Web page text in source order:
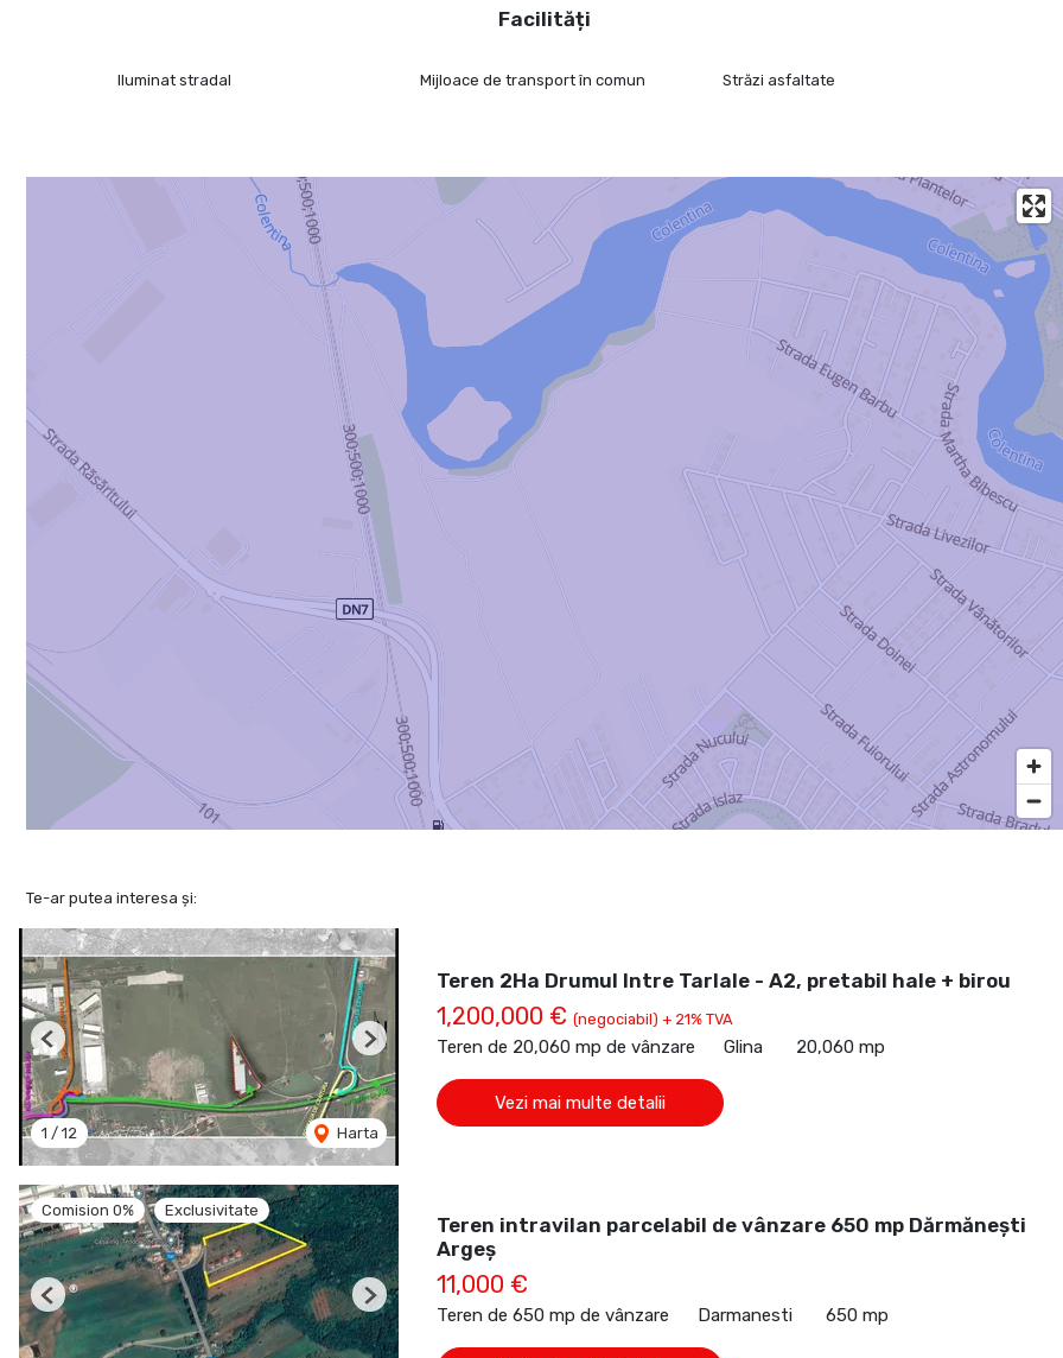
Facilități
Iluminat stradal Mijloace de transport în comun Străzi asfaltate
Te-ar putea interesa și:
1 / 12 Harta
Previous Next
Teren 2Ha Drumul Intre Tarlale - A2, pretabil hale + birou
1,200,000 € (negociabil) + 21% TVA
Teren de 20,060 mp de vânzare Glina 20,060 mp
Vezi mai multe detalii
Comision 0% Exclusivitate
Previous Next
Teren intravilan parcelabil de vânzare 650 mp Dărmănești
Argeș
11,000 €
Teren de 650 mp de vânzare Darmanesti 650 mp